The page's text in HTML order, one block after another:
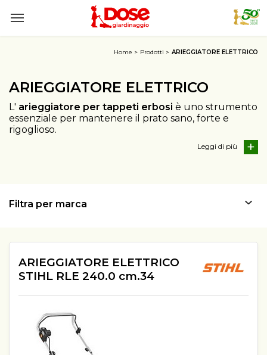
Home Prodotti ARIEGGIATORE ELETTRICO
ARIEGGIATORE ELETTRICO
L' arieggiatore per tappeti erbosi è uno strumento
essenziale per mantenere il prato sano, forte e
rigoglioso.
Leggi di
Filtra per marca
ARIEGGIATORE ELETTRICO
STIHL RLE 240.0 cm.34